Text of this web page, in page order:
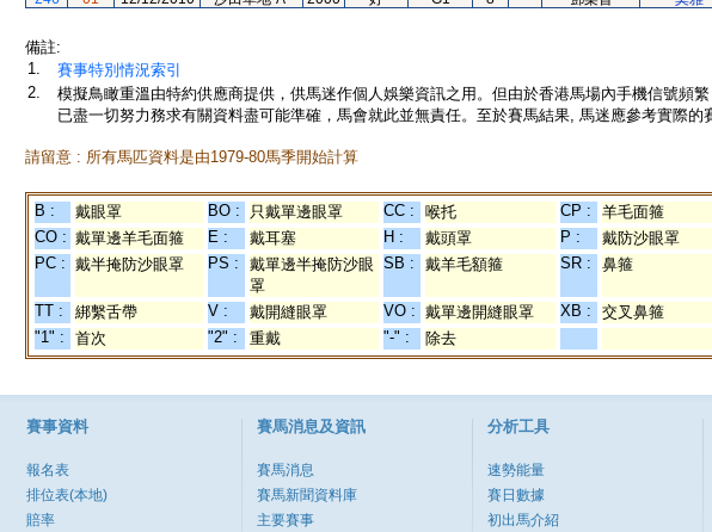
備註:
1.
賽事特別情況索引
2.
模擬鳥瞰重溫由特約供應商提供，供馬迷作個人娛樂資訊之用。但由於香港馬場內手機信號頻
已盡一切努力務求有關資料盡可能準確，馬會就此並無責任。至於賽馬結果, 馬迷應參考實際的
請留意 : 所有馬匹資料是由1979-80馬季開始計算
B : 戴眼罩 BO : 只戴單邊眼罩 CC : 喉托 CP :
羊毛面箍
CO : 戴單邊羊毛面箍 E : 戴耳塞 H : 戴頭罩 P :
戴防沙眼罩
PC : 戴半掩防沙眼罩 PS :
戴單邊半掩防沙眼
罩
SB : 戴羊毛額箍 SR : 鼻箍
TT : 綁繫舌帶 V : 戴開縫眼罩 VO : 戴單邊開縫眼罩 XB :
交叉鼻箍
"1" :
首次 "2" : 重戴 "-" : 除去
賽事資料
報名表
排位表(本地)
賠率
賽馬消息及資訊
賽馬消息
賽馬新聞資料庫
主要賽事
分析工具
速勢能量
賽日數據
初出馬介紹